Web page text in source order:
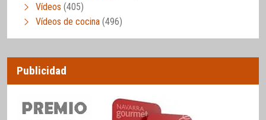
Vídeos (405)
Vídeos de cocina (496)
Publicidad